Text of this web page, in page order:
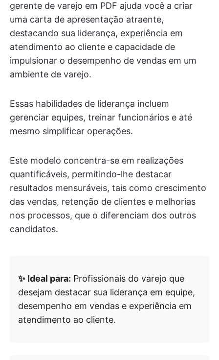
gerente de varejo em PDF ajuda você a criar
uma carta de apresentação atraente,
destacando sua liderança, experiência em
atendimento ao cliente e capacidade de
impulsionar o desempenho de vendas em um
ambiente de varejo.
Essas habilidades de liderança incluem
gerenciar equipes, treinar funcionários e até
mesmo simplificar operações.
Este modelo concentra-se em realizações
quantificáveis, permitindo-lhe destacar
resultados mensuráveis, tais como crescimento
das vendas, retenção de clientes e melhorias
nos processos, que o diferenciam dos outros
candidatos.
✨ Ideal para: Profissionais do varejo que
desejam destacar sua liderança em equipe,
desempenho em vendas e experiência em
atendimento ao cliente.